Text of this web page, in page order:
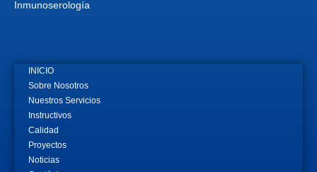
Inmunoserología
INICIO
Sobre Nosotros
Nuestros Servicios
Instructivos
Calidad
Proyectos
Noticias